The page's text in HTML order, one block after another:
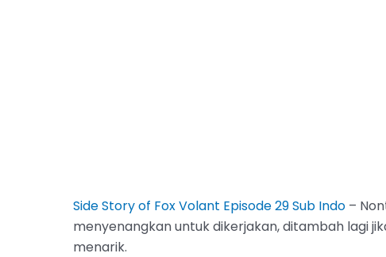
Side Story of Fox Volant Episode 29 Sub Indo –
menyenangkan untuk dikerjakan, ditambah lagi
menarik.